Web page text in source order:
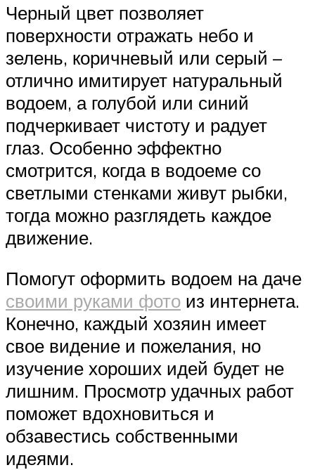
Черный цвет позволяет
поверхности отражать небо и
зелень, коричневый или серый –
отлично имитирует натуральный
водоем, а голубой или синий
подчеркивает чистоту и радует
глаз. Особенно эффектно
смотрится, когда в водоеме со
светлыми стенками живут рыбки,
тогда можно разглядеть каждое
движение.
Помогут оформить водоем на даче
своими руками фото из интернета.
Конечно, каждый хозяин имеет
свое видение и пожелания, но
изучение хороших идей будет не
лишним. Просмотр удачных работ
поможет вдохновиться и
обзавестись собственными
идеями.